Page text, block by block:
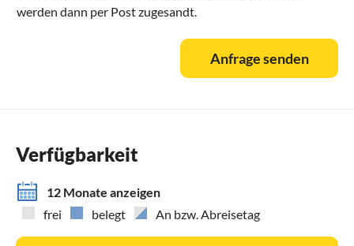
werden dann per Post zugesandt.
Anfrage senden
Verfügbarkeit
12 Monate anzeigen
frei
belegt An bzw. Abreisetag